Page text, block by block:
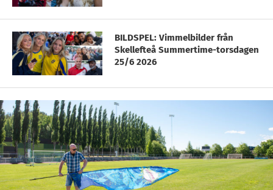
BILDSPEL: Vimmelbilder från
Skellefteå Summertime-torsdagen
25/6 2026